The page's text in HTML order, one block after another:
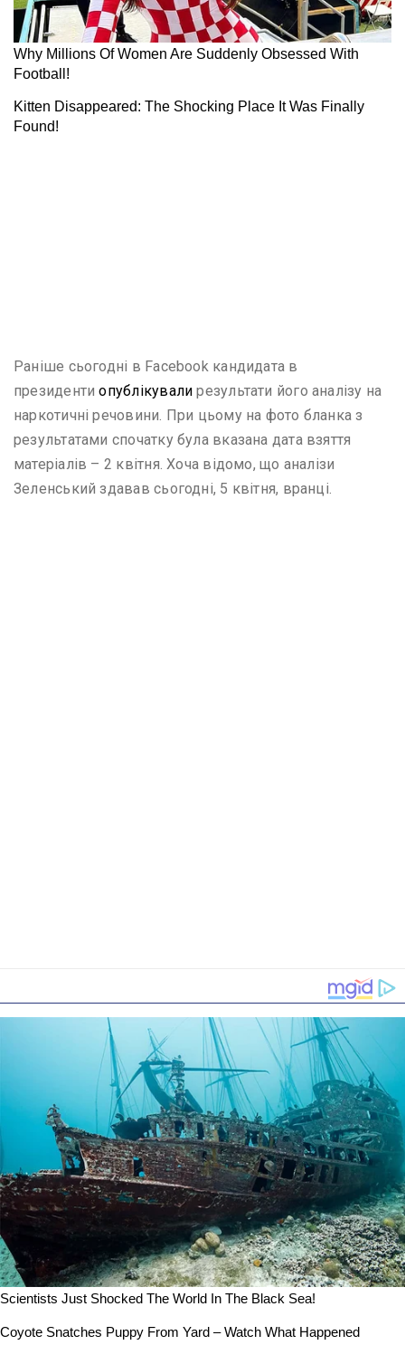
Раніше сьогодні в Facebook кандидата в
президентиопублікували результати його аналізу на
наркотичні речовини. При цьому на фото бланка з
результатами спочатку була вказана дата взяття
матеріалів – 2 квітня. Хоча відомо, що аналізи
Зеленський здавав сьогодні, 5 квітня, вранці.